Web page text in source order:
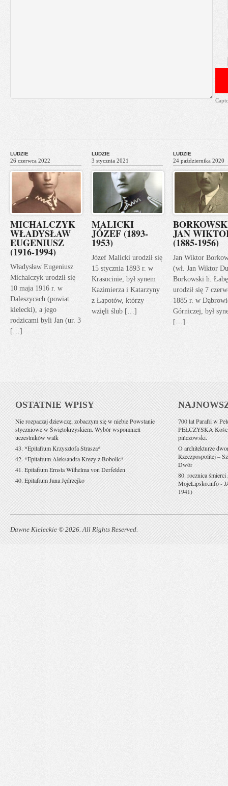
LUDZIE
26 czerwca 2022
MICHALCZYK
WŁADYSŁAW
EUGENIUSZ
(1916-1994)
Władysław Eugeniusz
Michalczyk urodził się
10 maja 1916 r. w
Daleszycach (powiat
kielecki), a jego
rodzicami byli Jan (ur. 3
[…]
LUDZIE
3 stycznia 2021
MALICKI
JÓZEF (1893-
1953)
Józef Malicki urodził się
15 stycznia 1893 r. w
Krasocinie, był synem
Kazimierza i Katarzyny
z Łapotów, którzy
wzięli ślub […]
LUDZIE
24 października 2020
JAN
(1885-1956)
Jan Wiktor
(wł. Jan Wiktor
Borkowski h.
urodził się 7
1885 r. w
Górniczej, był
[…]
OSTATNIE WPISY
Nie rozpaczaj dziewczę, zobaczym się w niebie Powstanie
styczniowe w Świętokrzyskiem. Wybór wspomnień
uczestników walk
43. *Epitafium Krzysztofa Strasza*
42. *Epitafium Aleksandra Krezy z Bobolic*
41. Epitafium Ernsta Wilhelma von Derfelden
40. Epitafium Jana Jędrzejko
700 lat Parafii w
PEŁCZYSKA
pińczowski.
O architekturze
Rzeczpospolitej –
Dwór
80. rocznica
MojeLipsko.info-
1941)
Dawne Kieleckie © 2026. All Rights Reserved.